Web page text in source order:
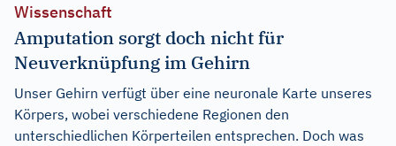
Wissenschaft
Amputation sorgt doch nicht für
Neuverknüpfung im Gehirn
Unser Gehirn verfügt über eine neuronale Karte unseres
Körpers, wobei verschiedene Regionen den
unterschiedlichen Körperteilen entsprechen. Doch was